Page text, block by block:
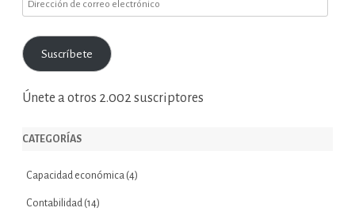
correo
electrónico
Suscríbete
Únete a otros 2.002 suscriptores
CATEGORÍAS
Capacidad económica (4)
Contabilidad (14)